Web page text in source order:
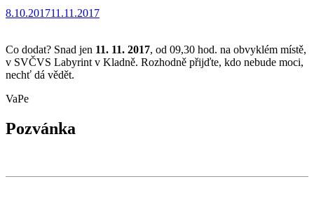
8.10.201711.11.2017
Co dodat? Snad jen 11. 11. 2017, od 09,30 hod. na obvyklém místě,
v SVČVS Labyrint v Kladně. Rozhodně přijďte, kdo nebude moci,
nechť dá vědět.
VaPe
Pozvánka